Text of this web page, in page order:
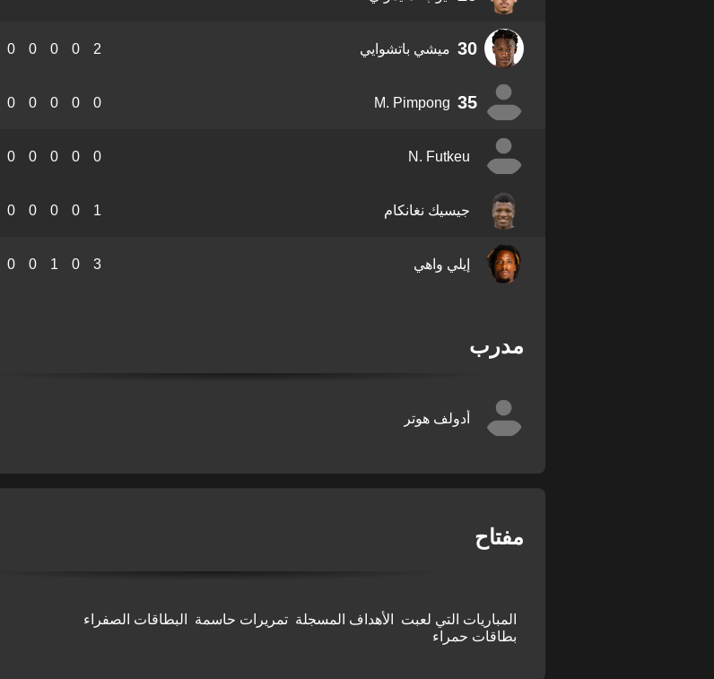
30 ميشي باتشوايي 2
0
0
0
0
35
M. Pimpong
0
0
0
0
0
N. Futkeu
0
0
0
0
0
جيسيك نغانكام 1
0
0
0
0
إيلي واهي 3
0
1
0
0
مدرب
أدولف هوتر
مفتاح
المباريات التي لعبت الأهداف المسجلة تمريرات حاسمة
البطاقات الصفراء
بطاقات حمراء